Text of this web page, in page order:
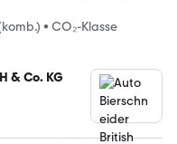
• CO₂-Klasse
& Co. KG